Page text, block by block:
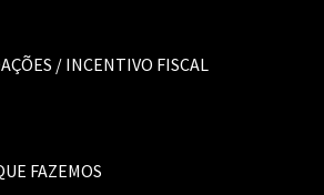
/ INCENTIVO FISCAL
FAZEMOS